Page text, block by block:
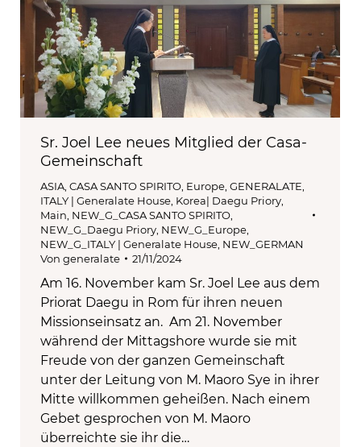
Sr. Joel Lee neues Mitglied der Casa-
Gemeinschaft
ASIA CASA SANTO SPIRITO Europe GENERALATE
ITALY | Generalate House Korea| Daegu Priory
Main NEW_G_CASA SANTO SPIRITO
NEW_G_Daegu Priory NEW_G_Europe
NEW_G_ITALY | Generalate House NEW_GERMAN
Von generalate 21/11/2024
Am 16. November kam Sr. Joel Lee aus dem
Priorat Daegu in Rom für ihren neuen
Missionseinsatz an. Am 21. November
während der Mittagshore wurde sie mit
Freude von der ganzen Gemeinschaft
unter der Leitung von M. Maoro Sye in ihrer
Mitte willkommen geheißen. Nach einem
Gebet gesprochen von M. Maoro
überreichte sie ihr die…